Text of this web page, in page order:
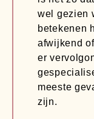
wel gezien
betekenen
afwijkend
er
meeste
zijn.